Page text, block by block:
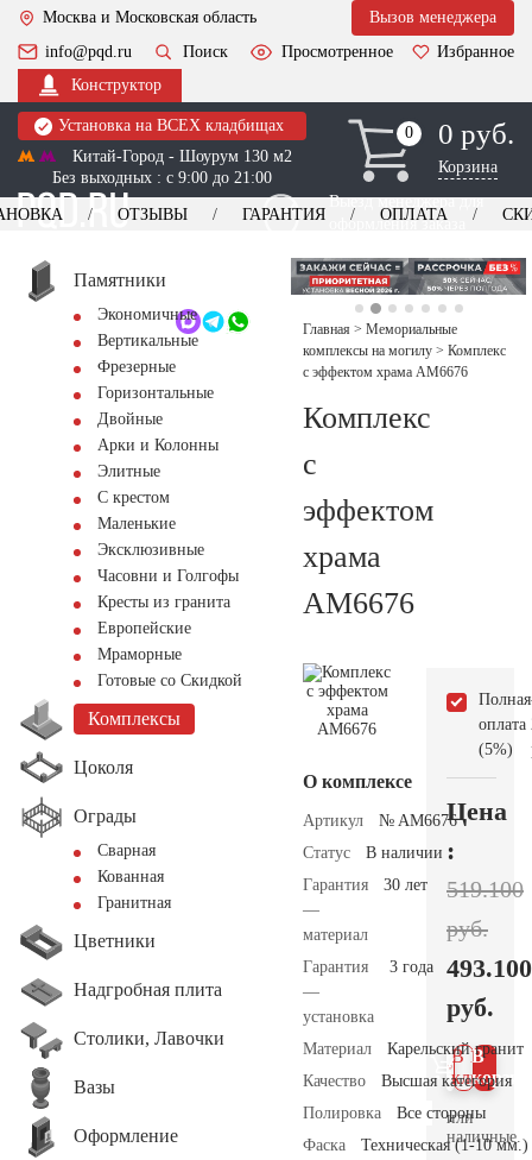
Москва и Московская область
Вызов менеджера
info@pqd.ru
Поиск Просмотренное
Избранное
Конструктор
Установка на ВСЕХ кладбищах
Китай-Город - Шоурум 130 м2
Без выходных : с 9:00 до 21:00
0
0 0 руб.
Корзина
Выезд менеджера для
оформления заказа
+7 (495) 518-44-23
Обратный звонок
ОТЗЫВЫ ГАРАНТИЯ ОПЛАТА
Памятники
Экономичные
Вертикальные
Фрезерные
Горизонтальные
Двойные
Арки и Колонны
Элитные
С крестом
Маленькие
Эксклюзивные
Часовни и Голгофы
Кресты из гранита
Европейские
Мраморные
Готовые со Скидкой
Комплексы
Цоколя
Ограды
Сварная
Кованная
Гранитная
Цветники
Надгробная плита
Столики, Лавочки
Вазы
Оформление
Главная > Мемориальные
комплексы на могилу > Комплекс
с эффектом храма AM6676
Комплекс
с
эффектом
храма
AM6676
О комплексе
Артикул
№ AM6676
Статус
В наличии
Гарантия
—
материал
30 лет
Гарантия
—
установка
3 года
Материал
Карельский гранит
Качество
Высшая категория
Полировка
Все стороны
Фаска
Техническая (1-10 мм.)
Полная
оплата
(5%)
Цена
:
519.100
руб.
493.100
руб.
В
В 1
клик
или
наличные.